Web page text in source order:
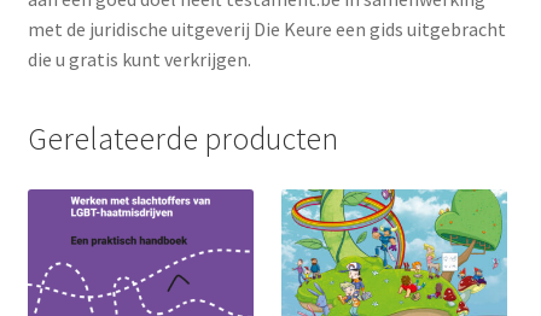
met de juridische uitgeverij Die Keure een gids uitgebracht
die u gratis kunt verkrijgen.
Gerelateerde producten